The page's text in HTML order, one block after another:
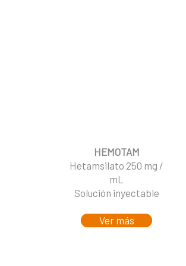
Hetamsilato 250 mg /
Solución inyectable